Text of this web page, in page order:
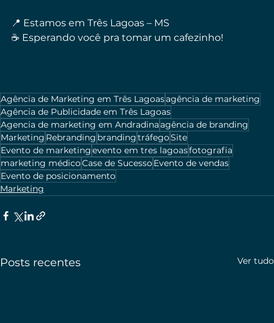
📍 Estamos em Três Lagoas – MS
☕ Esperando você pra tomar um cafezinho!
Agência de Marketing em Três Lagoasagência de marketing
Agência de Publicidade em Três Lagoas
Agencia de marketing em Andradinaagência de branding
Marketing Rebranding brandingtráfegoSite
Evento de marketingevento em tres lagoasfotografia
marketing médicoCase de SucessoEvento de vendas
Evento de posicionamento
Marketing
Posts recentes Ver tudo